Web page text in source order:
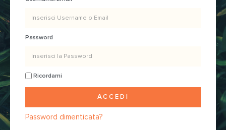
Password
Ricordami
ACCEDI
Password dimenticata?